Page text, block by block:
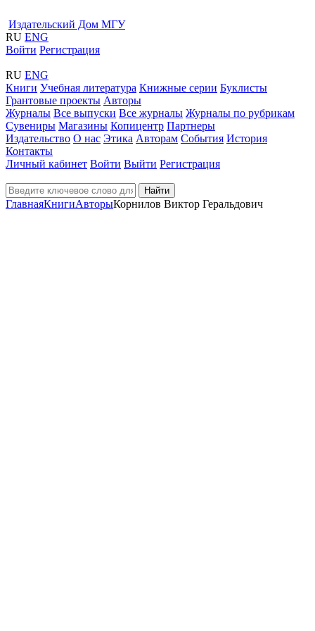
Издательский Дом МГУ
RU ENG
Войти Регистрация
RU ENG
Книги Учебная литература Книжные серии Буклисты
Грантовые проекты Авторы
Журналы Все выпуски Все журналы Журналы по рубрикам
Сувениры Магазины Копицентр Партнеры
Издательство О нас Этика Авторам События История
Контакты
Личный кабинет Войти Выйти Регистрация
Найти
ГлавнаяКнигиАвторыКорнилов Виктор Геральдович